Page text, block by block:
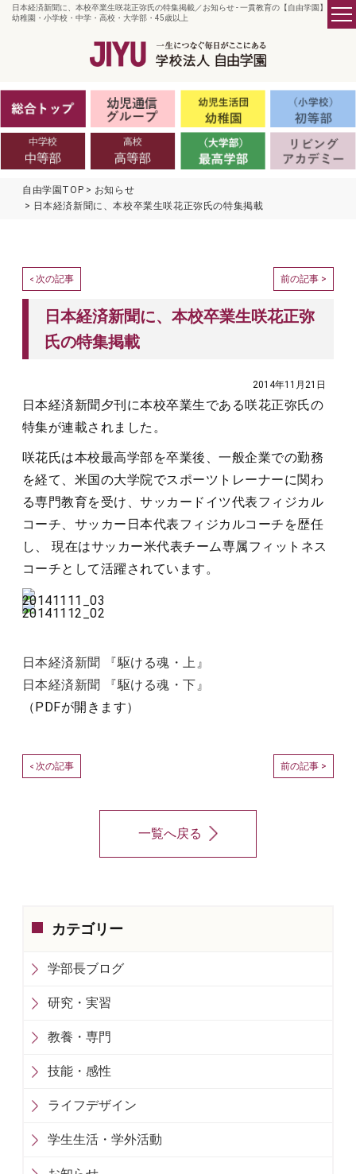
日本経済新聞に、本校卒業生咲花正弥氏の特集掲載／お知らせ - 一貫教育の【自由学園】／
幼稚園・小学校・中学・高校・大学部・45歳以上
自由学園TOP
お知らせ
日本経済新聞に、本校卒業生咲花正弥氏の特集掲載
< 次の記事 前の記事 >
日本経済新聞に、本校卒業生咲花正弥
氏の特集掲載
2014年11月21日
日本経済新聞夕刊に本校卒業生である咲花正弥氏の
特集が連載されました。
咲花氏は本校最高学部を卒業後、一般企業での勤務
を経て、米国の大学院でスポーツトレーナーに関わ
る専門教育を受け、サッカードイツ代表フィジカル
コーチ、サッカー日本代表フィジカルコーチを歴任
し、 現在はサッカー米代表チーム専属フィットネス
コーチとして活躍されています。
日本経済新聞 『駆ける魂・上』
日本経済新聞 『駆ける魂・下』
（PDFが開きます）
< 次の記事 前の記事 >
一覧へ戻る
カテゴリー
学部長ブログ
研究・実習
教養・専門
技能・感性
ライフデザイン
学生生活・学外活動